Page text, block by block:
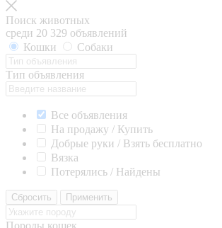
Поиск животных
среди 20 329 объявлений
Кошки
Собаки
Тип объявления
Все объявления
На продажу / Купить
Добрые руки / Взять бесплатно
Вязка
Потерялись / Найдены
Сбросить Применить
Породы кошек